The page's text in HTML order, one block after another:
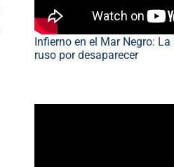
Infierno en el Mar Negro:
ruso por desaparecer